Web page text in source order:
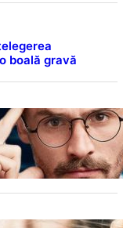
boală gravă
Semnele unui IQ